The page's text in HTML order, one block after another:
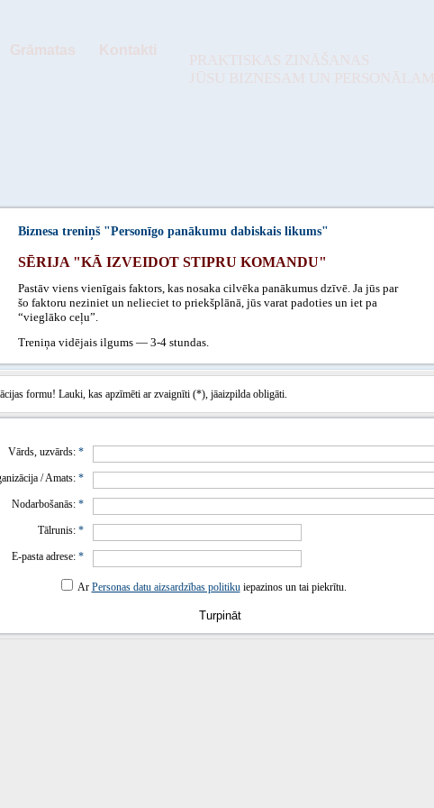
Grāmatas Kontakti
PRAKTISKAS ZINĀŠANAS
JŪSU BIZNESAM UN PERSONĀLAM
Biznesa treniņš "Personīgo panākumu dabiskais likums"
SĒRIJA "KĀ IZVEIDOT STIPRU KOMANDU"
Pastāv viens vienīgais faktors, kas nosaka cilvēka panākumus dzīvē. Ja jūs par
šo faktoru neziniet un nelieciet to priekšplānā, jūs varat padoties un iet pa
“vieglāko ceļu”.
Treniņa vidējais ilgums — 3-4 stundas.
formu! Lauki, kas apzīmēti ar zvaignīti (*), jāaizpilda obligāti.
Vārds, uzvārds: *
/ Amats: *
Nodarbošanās: *
Tālrunis: *
E-pasta adrese: *
Ar Personas datu aizsardzības politikuiepazinos un tai piekrītu.
Turpināt